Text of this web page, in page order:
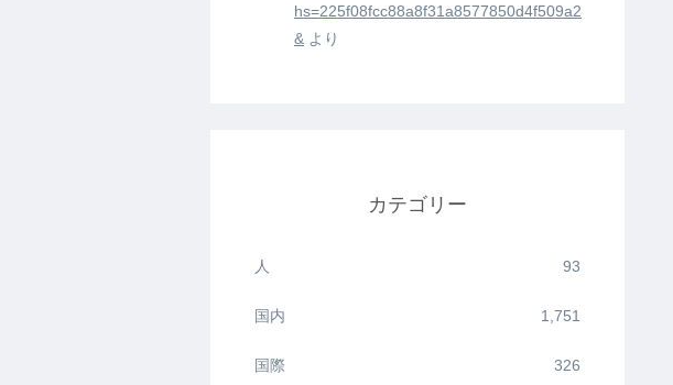
hs=225f08fcc88a8f31a8577850d4f509a2
& より
カテゴリー
人 93
国内 1,751
国際 326